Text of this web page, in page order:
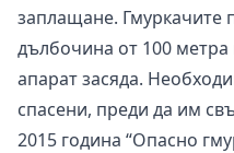
заплащане. Гмуркачите
дълбочина от 100
апарат засяда.
спасени, преди да им
2015 година “Опасно